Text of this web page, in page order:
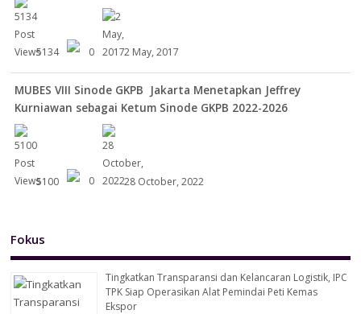
5134 0 2 May, 2017
MUBES VIII Sinode GKPB Jakarta Menetapkan Jeffrey
Kurniawan sebagai Ketum Sinode GKPB 2022-2026
5100 0 28 October, 2022
Fokus
Tingkatkan Transparansi dan Kelancaran Logistik, IPC
TPK Siap Operasikan Alat Pemindai Peti Kemas
Ekspor